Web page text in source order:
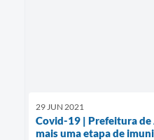
29 JUN 2021
Covid-19 | Prefeitura de
mais uma etapa de